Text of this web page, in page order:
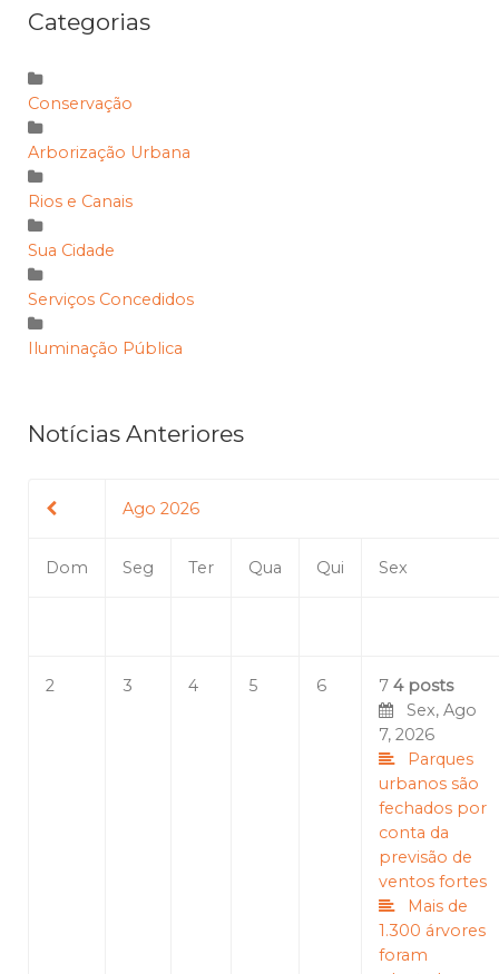
Categorias
Conservação
Arborização Urbana
Rios e Canais
Sua Cidade
Serviços Concedidos
Iluminação Pública
Notícias Anteriores
Ago 2026
Dom Seg Ter Qua Qui Sex
2 3 4 5 6 7 4 posts
Sex, Ago
7, 2026
Parques
urbanos são
fechados por
conta da
previsão de
ventos fortes
Mais de
1.300 árvores
foram